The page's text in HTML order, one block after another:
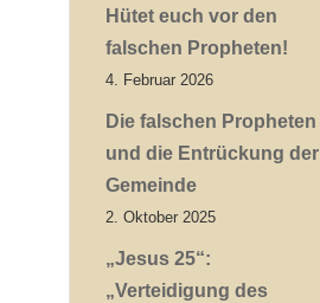
Hütet euch vor den
falschen Propheten!
4. Februar 2026
Die falschen Propheten
und die Entrückung der
Gemeinde
2. Oktober 2025
„Jesus 25“:
„Verteidigung des